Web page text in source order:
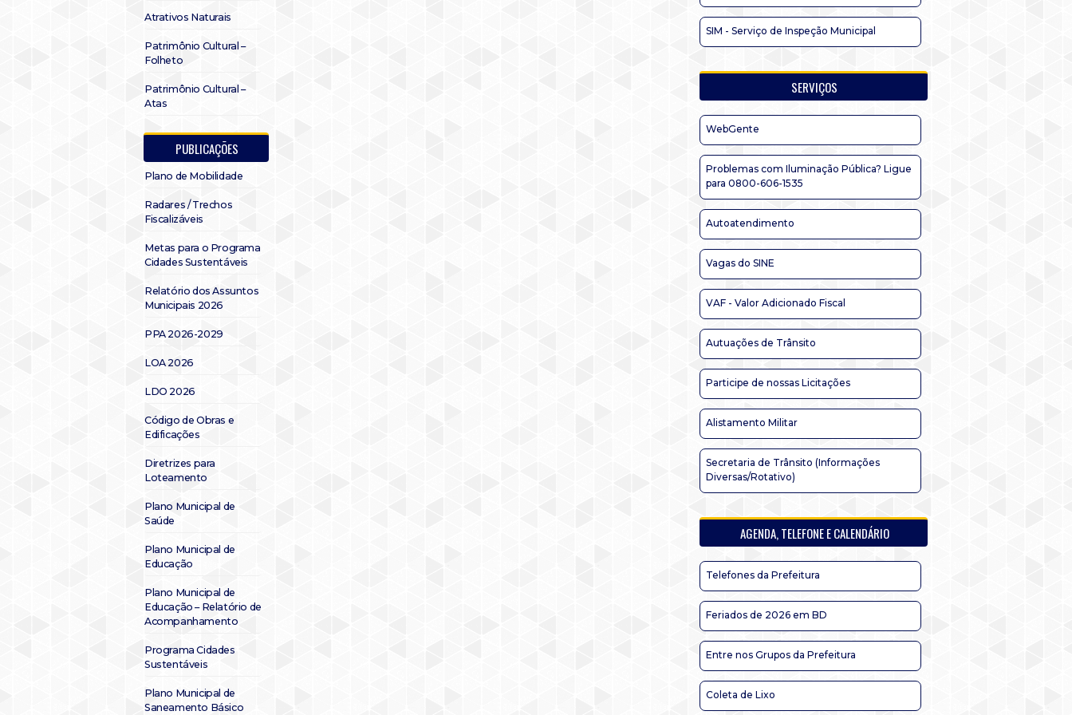
Atrativos Naturais
Patrimônio Cultural –
Folheto
Patrimônio Cultural –
Atas
PUBLICAÇÕES
Plano de Mobilidade
Radares / Trechos
Fiscalizáveis
Metas para o Programa
Cidades Sustentáveis
Relatório dos Assuntos
Municipais 2026
PPA 2026-2029
LOA 2026
LDO 2026
Código de Obras e
Edificações
Diretrizes para
Loteamento
Plano Municipal de
Saúde
Plano Municipal de
Educação
Plano Municipal de
Educação – Relatório de
Acompanhamento
Programa Cidades
Sustentáveis
Plano Municipal de
Saneamento Básico
SIM - Serviço de Inspeção Municipal
SERVIÇOS
WebGente
Problemas com Iluminação Pública? Ligue
para 0800-606-1535
Autoatendimento
Vagas do SINE
VAF - Valor Adicionado Fiscal
Autuações de Trânsito
Participe de nossas Licitações
Alistamento Militar
Secretaria de Trânsito (Informações
Diversas/Rotativo)
AGENDA, TELEFONE E CALENDÁRIO
Telefones da Prefeitura
Feriados de 2026 em BD
Entre nos Grupos da Prefeitura
Coleta de Lixo